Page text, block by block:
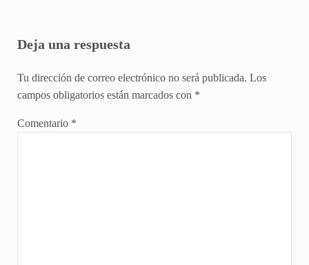
Deja una respuesta
Tu dirección de correo electrónico no será publicada. Los
campos obligatorios están marcados con *
Comentario *